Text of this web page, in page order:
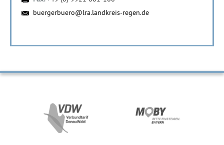
buergerbuero@lra.landkreis-regen.de